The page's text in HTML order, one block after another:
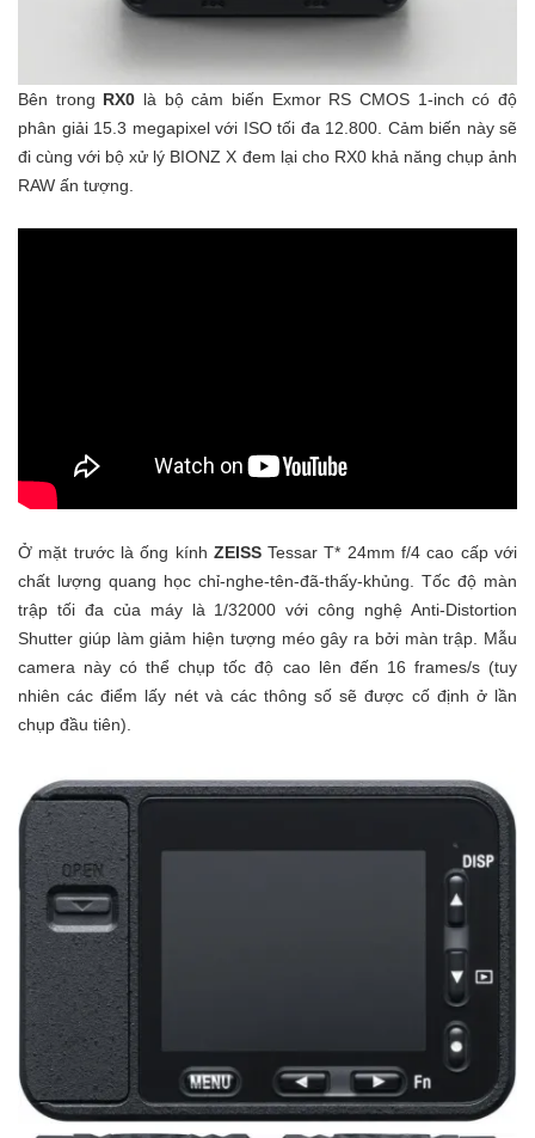
Bên trong RX0 là bộ cảm biến Exmor RS CMOS 1-inch có độ
phân giải 15.3 megapixel với ISO tối đa 12.800. Cảm biến này sẽ
đi cùng với bộ xử lý BIONZ X đem lại cho RX0 khả năng chụp ảnh
RAW ấn tượng.
Ở mặt trước là ống kính ZEISSTessar T* 24mm f/4 cao cấp với
chất lượng quang học chỉ-nghe-tên-đã-thấy-khủng. Tốc độ màn
trập tối đa của máy là 1/32000 với công nghệ Anti-Distortion
Shutter giúp làm giảm hiện tượng méo gây ra bởi màn trập. Mẫu
camera này có thể chụp tốc độ cao lên đến 16 frames/s (tuy
nhiên các điểm lấy nét và các thông số sẽ được cố định ở lần
chụp đầu tiên).